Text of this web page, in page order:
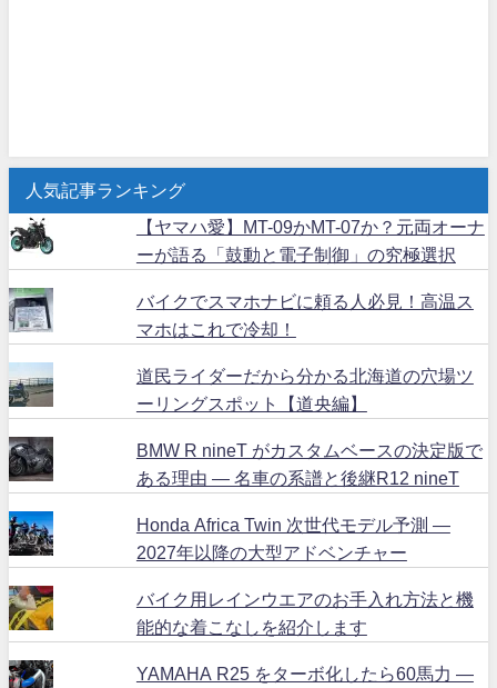
人気記事ランキング
【ヤマハ愛】MT-09かMT-07か？元両オーナ
ーが語る「鼓動と電子制御」の究極選択
バイクでスマホナビに頼る人必見！高温ス
マホはこれで冷却！
道民ライダーだから分かる北海道の穴場ツ
ーリングスポット【道央編】
BMW R nineT がカスタムベースの決定版で
ある理由 ― 名車の系譜と後継R12 nineT
Honda Africa Twin 次世代モデル予測 ―
2027年以降の大型アドベンチャー
バイク用レインウエアのお手入れ方法と機
能的な着こなしを紹介します
YAMAHA R25 をターボ化したら60馬力 ―